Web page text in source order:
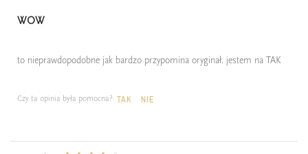
WOW
to nieprawdopodobne jak bardzo przypomina oryginał. jestem na TAK
Czy ta opinia była pomocna? TAK NIE